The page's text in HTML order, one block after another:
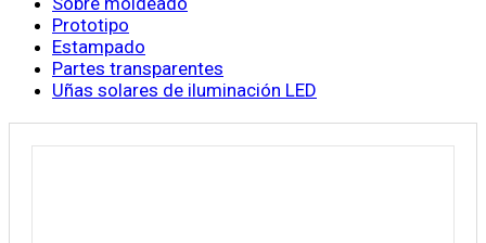
Prototipo
Estampado
Partes transparentes
Uñas solares de iluminación LED